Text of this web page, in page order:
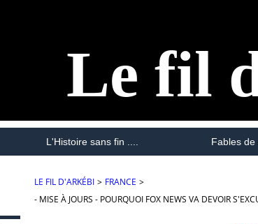
Le fil
L'Histoire sans fin .... Fables
LE FIL D'ARKÉBI > FRANCE >
- MISE À JOURS - POURQUOI FOX NEWS VA DEVOIR